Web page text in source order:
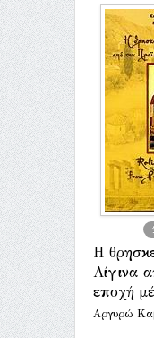
Η
Αίγινα
εποχή
Αργυρώ